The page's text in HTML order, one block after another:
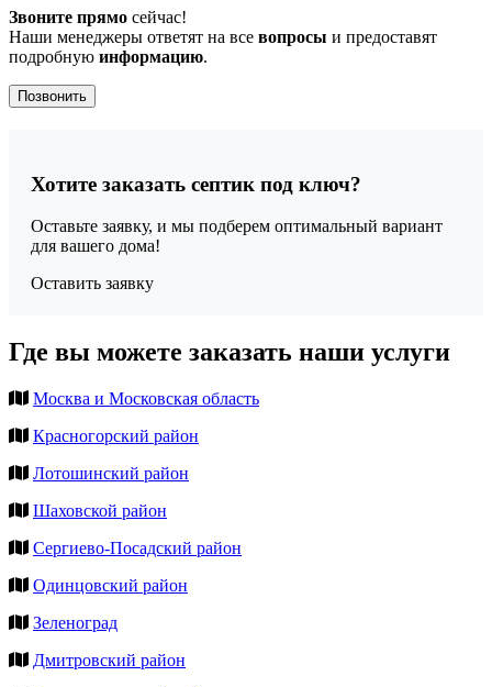
Звоните прямо сейчас!
Наши менеджеры ответят на все вопросы и предоставят
подробную информацию.
Позвонить
Хотите заказать септик под ключ?
Оставьте заявку, и мы подберем оптимальный вариант
для вашего дома!
Оставить заявку
Где вы можете заказать наши услуги
Москва и Московская область
Красногорский район
Лотошинский район
Шаховской район
Сергиево-Посадский район
Одинцовский район
Зеленоград
Дмитровский район